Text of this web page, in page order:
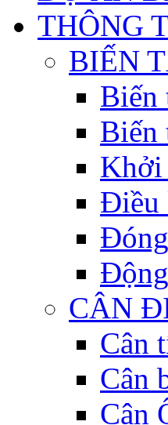
THÔNG
BIẾN
Biến
Biến
Khởi
Điều
CÂN
Cân
Cân
Cân